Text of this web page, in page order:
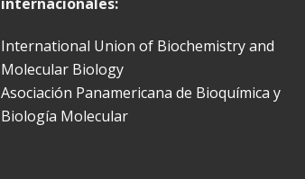
International Union of Biochemistry and
Molecular Biology
Asociación Panamericana de Bioquímica y
Biología Molecular